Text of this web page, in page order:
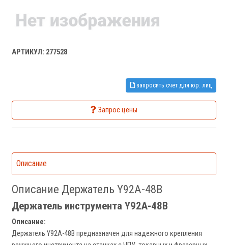
АРТИКУЛ: 277528
запросить счет для юр. лиц
Запрос цены
Описание
Описание Держатель Y92A-48B
Держатель инструмента Y92A-48B
Описание:
Держатель Y92A-48B предназначен для надежного крепления